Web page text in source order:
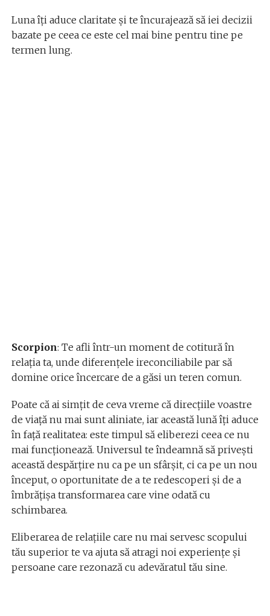
Luna îți aduce claritate și te încurajează să iei decizii
bazate pe ceea ce este cel mai bine pentru tine pe
termen lung.
Scorpion: Te afli într-un moment de cotitură în
relația ta, unde diferențele ireconciliabile par să
domine orice încercare de a găsi un teren comun.
Poate că ai simțit de ceva vreme că direcțiile voastre
de viață nu mai sunt aliniate, iar această lună îți aduce
în față realitatea: este timpul să eliberezi ceea ce nu
mai funcționează. Universul te îndeamnă să privești
această despărțire nu ca pe un sfârșit, ci ca pe un nou
început, o oportunitate de a te redescoperi și de a
îmbrățișa transformarea care vine odată cu
schimbarea.
Eliberarea de relațiile care nu mai servesc scopului
tău superior te va ajuta să atragi noi experiențe și
persoane care rezonază cu adevăratul tău sine.